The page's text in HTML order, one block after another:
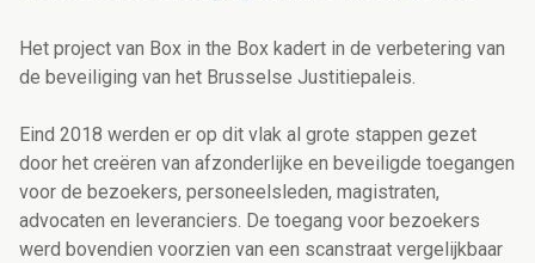
Het project van Box in the Box kadert in de verbetering van
de beveiliging van het Brusselse Justitiepaleis.
Eind 2018 werden er op dit vlak al grote stappen gezet
door het creëren van afzonderlijke en beveiligde toegangen
voor de bezoekers, personeelsleden, magistraten,
advocaten en leveranciers. De toegang voor bezoekers
werd bovendien voorzien van een scanstraat vergelijkbaar